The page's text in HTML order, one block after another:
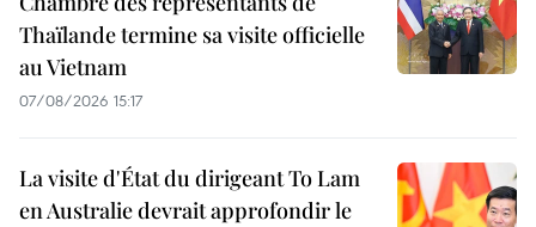
Thaïlande termine sa visite officielle
au Vietnam
07/08/2026 15:17
La visite d'État du dirigeant To Lam
en Australie devrait approfondir le